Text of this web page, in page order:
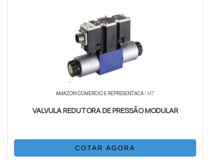
AMAZON COMERCIO E REPRESENTACA/ MT
VALVULA REDUTORA DE PRESSÃO MODULAR
COTAR AGORA